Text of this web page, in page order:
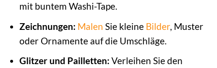
mit buntem Washi-Tape.
Zeichnungen: Malen Sie kleine Bilder, Muster
oder Ornamente auf die Umschläge.
Glitzer und Pailletten: Verleihen Sie den